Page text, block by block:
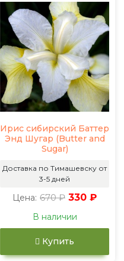
Ирис сибирский Баттер
Энд Шугар (Butter and
Sugar)
Доставка по Тимашевску от
3-5 дней
Цена: 670 ₽ 330 ₽
В наличии
Купить